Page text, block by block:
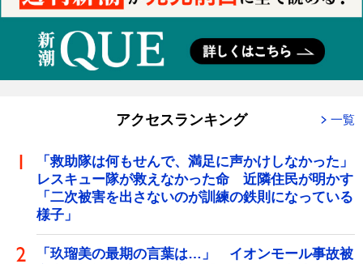
アクセスランキング 一覧
「救助隊は何もせんで、満足に声かけしなかった」
レスキュー隊が救えなかった命 近隣住民が明かす
「二次被害を出さないのが訓練の鉄則になっている
様子」
「玖瑠美の最期の言葉は…」 イオンモール事故被